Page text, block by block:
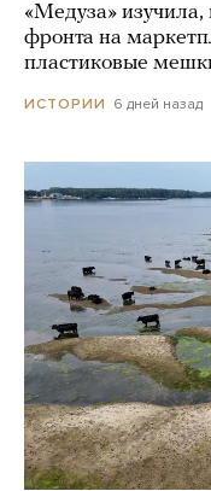
«Медуза»
фронта на
пластиковые
ИСТОРИИ 6 дней назад